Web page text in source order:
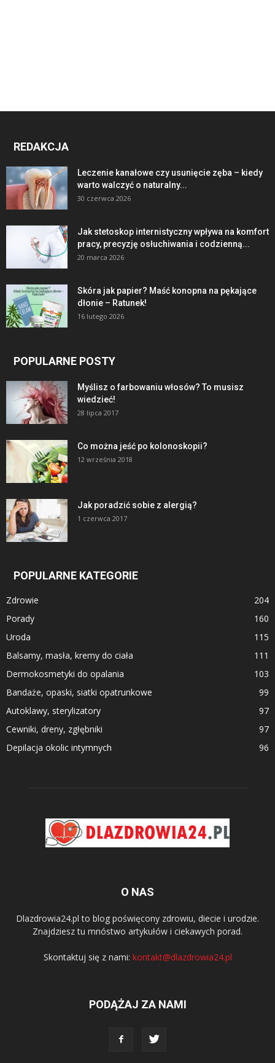
REDAKCJA
Leczenie kanałowe czy usunięcie zęba – kiedy
warto walczyć o naturalny...
30 czerwca 2026
Jak stetoskop internistyczny wpływa na komfort
pracy, precyzję osłuchiwania i codzienną...
20 marca 2026
Skóra jak papier? Maść konopna na pękające
dłonie – Ratunek!
16 lutego 2026
POPULARNE POSTY
Myślisz o farbowaniu włosów? To musisz
wiedzieć!
28 lipca 2017
Co można jeść po kolonoskopii?
12 września 2018
Jak poradzić sobie z alergią?
1 czerwca 2017
POPULARNE KATEGORIE
Zdrowie
204
Porady
160
Uroda
115
Balsamy, masła, kremy do ciała
111
Dermokosmetyki do opalania
103
Bandaże, opaski, siatki opatrunkowe
99
Autoklawy, sterylizatory
97
Cewniki, dreny, zgłębniki
97
Depilacja okolic intymnych
96
O NAS
Dlazdrowia24.pl to blog poświęcony zdrowiu, diecie i urodzie.
Znajdziesz tu mnóstwo artykułów i ciekawych porad.
Skontaktuj się z nami: kontakt@dlazdrowia24.pl
PODĄŻAJ ZA NAMI